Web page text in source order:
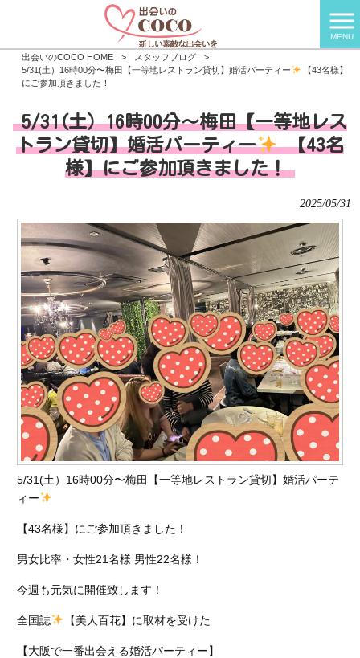
MENU
出会いのCOCO HOME > スタッフブログ
>
5/31(土）16時00分〜梅田【一等地レストラン貸切】婚活パーティー
【43名様】
にご参加頂きました！
5/31(土）16時00分〜梅田【一等地レス
トラン貸切】婚活パーティー
【43名
様】にご参加頂きました！
2025/05/31
5/31(土）16時00分〜梅田【一等地レストラン貸切】婚活パーテ
ィー
【43名様】にご参加頂きました！
男女比率・女性21名様 男性22名様！
今週も元気に開催致します！
全国誌 【美人百花】に取材を受けた
【大阪で一番出会える婚活パーティー】